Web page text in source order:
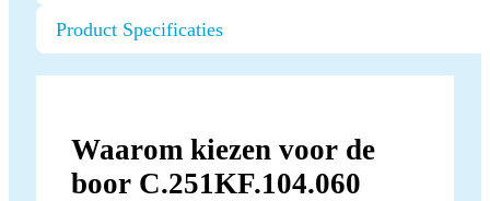
Product Specificaties
Waarom kiezen voor de
boor C.251KF.104.060